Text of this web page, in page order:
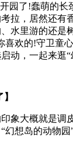
园了!蠢萌的长
拉，居然还有
、水里游的还是
喜欢的!守卫童
动，一起来逛
象大概就是调
幻想岛的动物